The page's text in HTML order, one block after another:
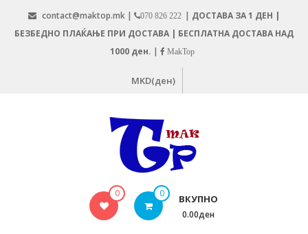
content
contact@maktop.mk | 070 826 222 | ДОСТАВА ЗА 1 ДЕН |
БЕЗБЕДНО ПЛАЌАЊЕ ПРИ ДОСТАВА | БЕСПЛАТНА ДОСТАВА НАД
1000 ден. | MakTop
MKD(ден)
MAKTOP.MK
0 0 ВКУПНО
0.00ден